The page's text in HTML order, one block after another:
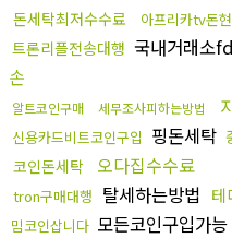
돈세탁최저수수료
아프리카tv돈
트론리플전송대행 국내거래소
손
알트코인구매 세무조사피하는방법
신용카드비트코인구입 핑돈세탁
코인돈세탁 오다집수수료
tron구매대행 탈세하는방법 테
밈코인삽니다 모든코인구입가능